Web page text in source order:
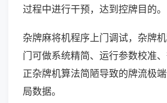
过程中进行干预，达到控牌目的。
杂牌麻将机程序上门调试，杂牌
门可做系统精简、运行参数校准
正杂牌机算法简陋导致的牌流极
局数据。